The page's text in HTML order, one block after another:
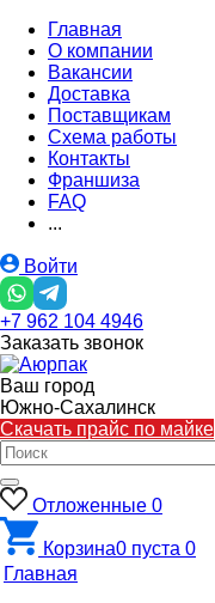
Главная
О компании
Вакансии
Доставка
Поставщикам
Схема работы
Контакты
Франшиза
FAQ
...
Войти
+7 962 104 4946
Заказать звонок
Ваш город
Южно-Cахалинск
Скачать прайс по майке
Отложенные 0
Корзина0 пуста 0
Главная